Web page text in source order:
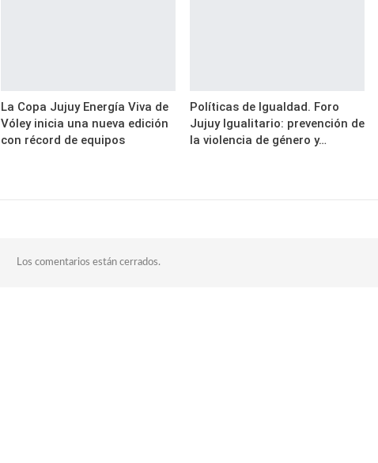
La Copa Jujuy Energía Viva de
Vóley inicia una nueva edición
con récord de equipos
Políticas de Igualdad. Foro
Jujuy Igualitario: prevención de
la violencia de género y…
Los comentarios están cerrados.